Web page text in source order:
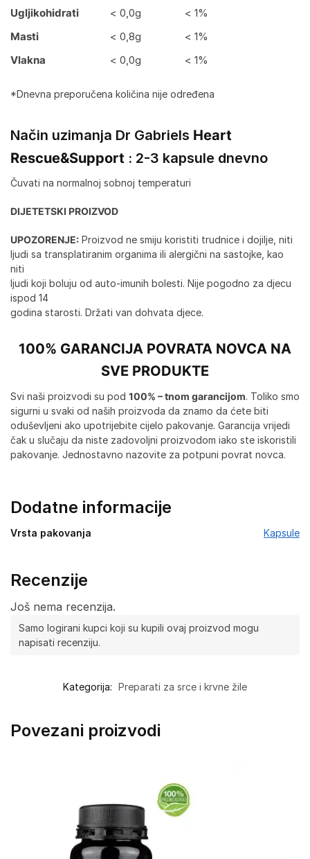
Ugljikohidrati < 0,0g
< 1%
Masti
< 0,8g
< 1%
Vlakna
< 0,0g < 1%
*Dnevna preporučena količina nije određena
Način uzimanja Dr Gabriels Heart
Rescue&Support : 2-3 kapsule dnevno
Čuvati na normalnoj sobnoj temperaturi
DIJETETSKI PROIZVOD
UPOZORENJE: Proizvod ne smiju koristiti trudnice i dojilje, niti
ljudi sa transplatiranim organima ili alergični na sastojke, kao
niti
ljudi koji boluju od auto-imunih bolesti. Nije pogodno za djecu
ispod 14
godina starosti. Držati van dohvata djece.
100% GARANCIJA POVRATA NOVCA NA
SVE PRODUKTE
Svi naši proizvodi su pod 100% – tnom garancijom. Toliko smo
sigurni u svaki od naših proizvoda da znamo da ćete biti
oduševljeni ako upotrijebite cijelo pakovanje. Garancija vrijedi
čak u slučaju da niste zadovoljni proizvodom iako ste iskoristili
pakovanje. Jednostavno nazovite za potpuni povrat novca.
Dodatne informacije
Vrsta pakovanja Kapsule
Recenzije
Još nema recenzija.
Samo logirani kupci koji su kupili ovaj proizvod mogu
napisati recenziju.
Kategorija: Preparati za srce i krvne žile
Povezani proizvodi